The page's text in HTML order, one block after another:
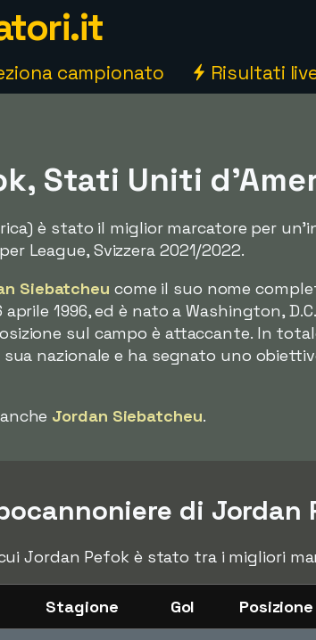
campionato Risultati
Stati Uniti
è stato il miglior marcatore per
League, Svizzera 2021/2022.
Siebatcheu come il suo nome
1996, ed è nato a Washington,
sul campo è attaccante. In
nazionale e ha segnato uno
Jordan Siebatcheu.
di Jordan
Jordan Pefok è stato tra i migliori
Stagione Gol Posizione